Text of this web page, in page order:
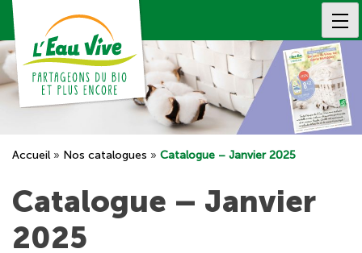
Skip
content
Accueil » Nos catalogues » Catalogue – Janvier 2025
Catalogue – Janvier
2025